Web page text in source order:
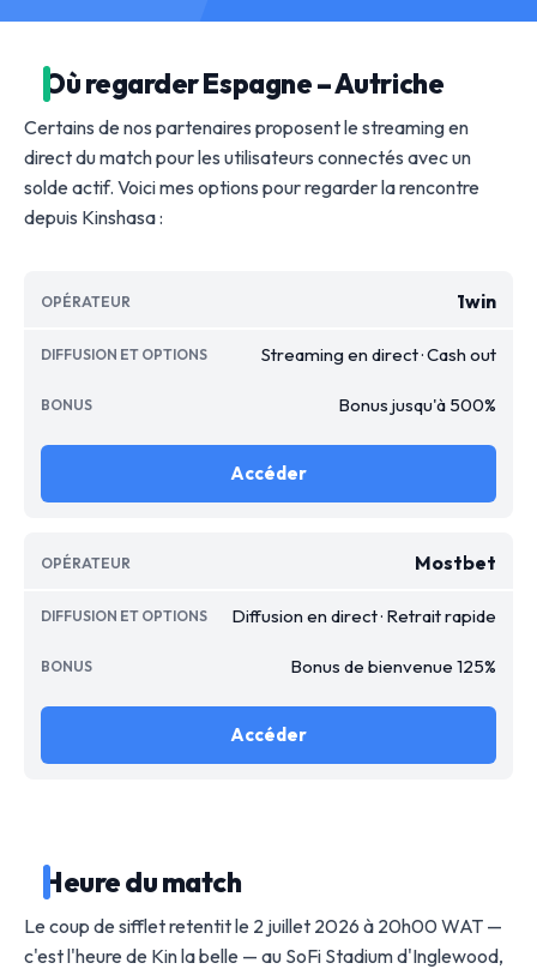
Où regarder Espagne – Autriche
Certains de nos partenaires proposent le streaming en
direct du match pour les utilisateurs connectés avec un
solde actif. Voici mes options pour regarder la rencontre
depuis Kinshasa :
1win
Streaming en direct · Cash out
Bonus jusqu'à 500%
Accéder
Mostbet
Diffusion en direct · Retrait rapide
Bonus de bienvenue 125%
Accéder
Heure du match
Le coup de sifflet retentit le 2 juillet 2026 à 20h00 WAT —
c'est l'heure de Kin la belle — au SoFi Stadium d'Inglewood,